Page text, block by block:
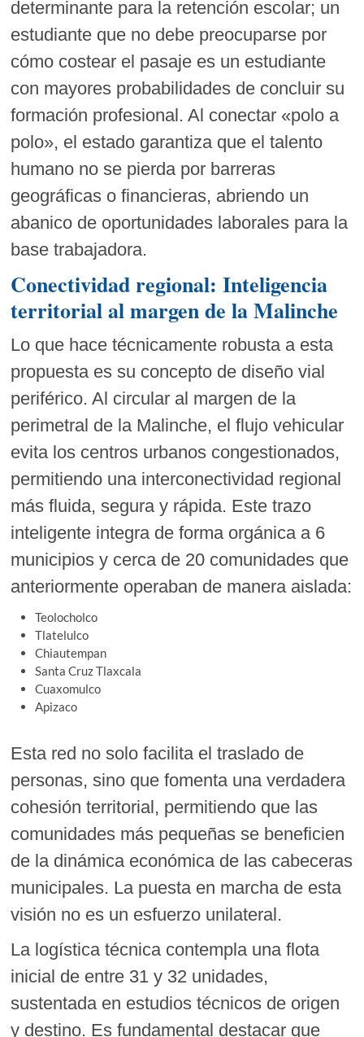
determinante para la retención escolar; un
estudiante que no debe preocuparse por
cómo costear el pasaje es un estudiante
con mayores probabilidades de concluir su
formación profesional. Al conectar «polo a
polo», el estado garantiza que el talento
humano no se pierda por barreras
geográficas o financieras, abriendo un
abanico de oportunidades laborales para la
base trabajadora.
Conectividad regional: Inteligencia
territorial al margen de la Malinche
Lo que hace técnicamente robusta a esta
propuesta es su concepto de diseño vial
periférico. Al circular al margen de la
perimetral de la Malinche, el flujo vehicular
evita los centros urbanos congestionados,
permitiendo una interconectividad regional
más fluida, segura y rápida. Este trazo
inteligente integra de forma orgánica a 6
municipios y cerca de 20 comunidades que
anteriormente operaban de manera aislada:
Teolocholco
Tlatelulco
Chiautempan
Santa Cruz Tlaxcala
Cuaxomulco
Apizaco
Esta red no solo facilita el traslado de
personas, sino que fomenta una verdadera
cohesión territorial, permitiendo que las
comunidades más pequeñas se beneficien
de la dinámica económica de las cabeceras
municipales. La puesta en marcha de esta
visión no es un esfuerzo unilateral.
La logística técnica contempla una flota
inicial de entre 31 y 32 unidades,
sustentada en estudios técnicos de origen
y destino. Es fundamental destacar que